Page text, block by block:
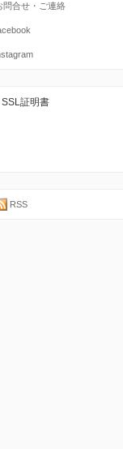
問合せ・ご連絡
SSL証明書
RSS